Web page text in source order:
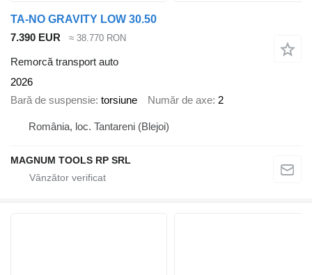
TA-NO GRAVITY LOW 30.50
7.390 EUR
≈ 38.770 RON
Remorcă transport auto
2026
Bară de suspensie torsiune Număr de axe 2
România, loc. Tantareni (Blejoi)
MAGNUM TOOLS RP SRL